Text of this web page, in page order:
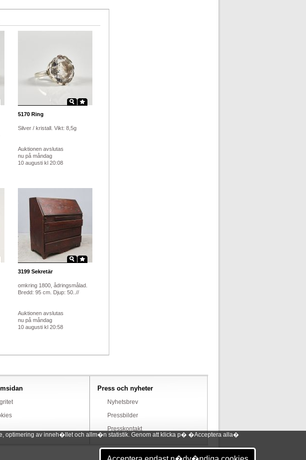
optimering av inneh�llet och allm�n statistik. Genom att klicka p� �Acceptera alla�
5170Ring
Silver / kristall. Vikt: 8,5g
Auktionen avslutas
nu på måndag
10 augusti kl 20:08
3199Sekretär
omkring 1800, ådringsmålad.
Bredd: 95 cm. Djup: 50..//
Auktionen avslutas
nu på måndag
10 augusti kl 20:58
Press och nyheter
Nyhetsbrev
Pressbilder
Presskontakt